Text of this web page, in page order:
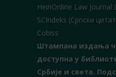
HeinOnline Law Journal
SCIndeks (Српски
Cobiss
Штампана издања
доступна у
Србије и света.